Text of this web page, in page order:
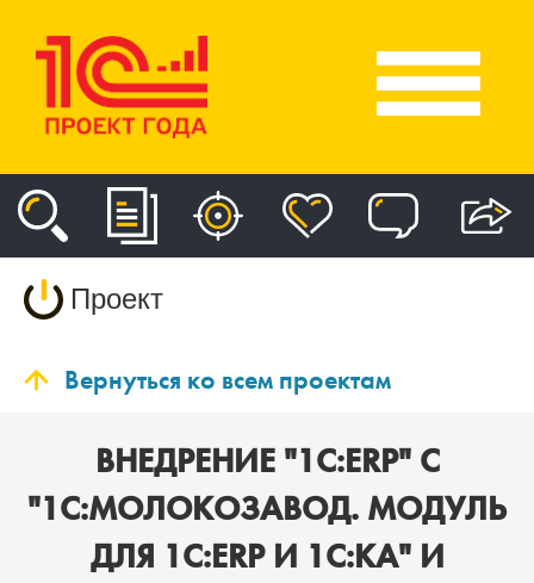
Проект
Вернуться ко всем проектам
ВНЕДРЕНИЕ "1С:ERP" С
"1С:МОЛОКОЗАВОД. МОДУЛЬ
ДЛЯ 1С:ERP И 1С:КА" И